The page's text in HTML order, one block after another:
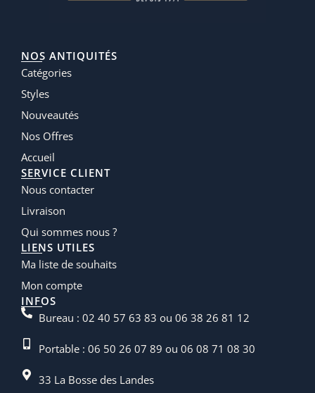
NOS ANTIQUITÉS
Catégories
Styles
Nouveautés
Nos Offres
Accueil
SERVICE CLIENT
Nous contacter
Livraison
Qui sommes nous ?
LIENS UTILES
Ma liste de souhaits
Mon compte
INFOS
Bureau : 02 40 57 63 83 ou 06 38 26 81 12
Portable : 06 50 26 07 89 ou 06 08 71 08 30
33 La Bosse des Landes